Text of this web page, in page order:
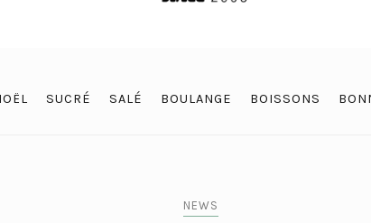
SUCRÉ SALÉ BOULANGE BOISSONS
NEWS